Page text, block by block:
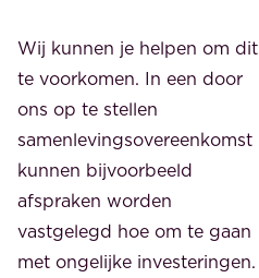
Wij kunnen je helpen om dit
te voorkomen. In een door
ons op te stellen
samenlevingsovereenkomst
kunnen bijvoorbeeld
afspraken worden
vastgelegd hoe om te gaan
met ongelijke investeringen.